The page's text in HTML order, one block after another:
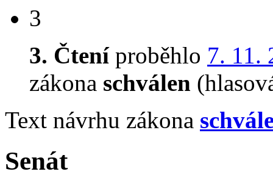
3
3. Čteníproběhlo 7. 11.
zákona schválen
Text návrhu zákona
Senát